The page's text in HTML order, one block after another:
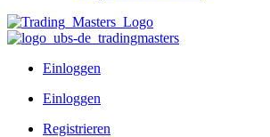
Einloggen
Einloggen
Registrieren